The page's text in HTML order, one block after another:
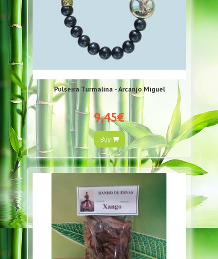
Pulseira Turmalina - Arcanjo Miguel
9,45€
Buy